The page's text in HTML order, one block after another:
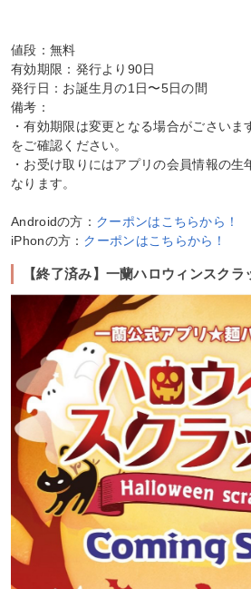
値段：無料
有効期限：発行より90日
発行日：お誕生月の1日〜5日の間
備考：
・有効期限は変更となる場合がごさいま
をご確認ください。
・お受け取りにはアプリの会員情報の生
なります。
Androidの方： クーポンはこちらから！
iPhonの方： クーポンはこちらから！
【終了済み】一蘭ハロウィンスクラ